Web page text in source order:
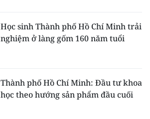
Học sinh Thành phố Hồ Chí Minh trải
nghiệm ở làng gốm 160 năm tuổi
Thành phố Hồ Chí Minh: Đầu tư khoa
học theo hướng sản phẩm đầu cuối